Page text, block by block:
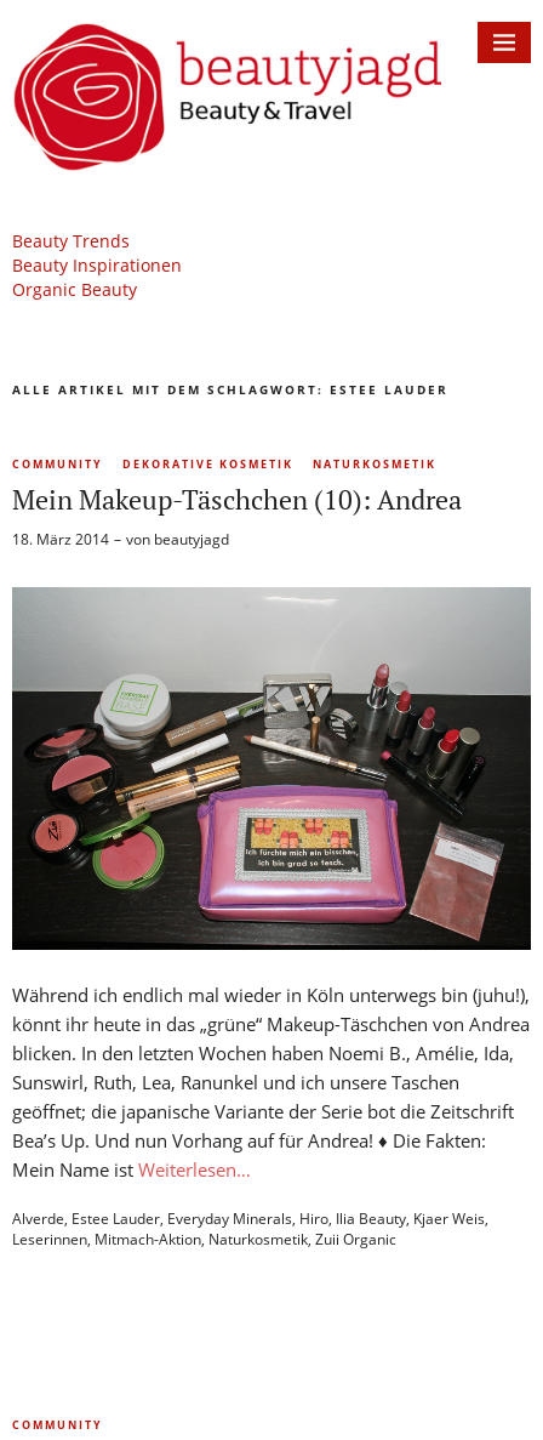
Beauty Trends
Beauty Inspirationen
Organic Beauty
ALLE ARTIKEL MIT DEM SCHLAGWORT: ESTEE LAUDER
COMMUNITY DEKORATIVE KOSMETIK NATURKOSMETIK
Mein Makeup-Täschchen (10): Andrea
18. März 2014 von beautyjagd
Während ich endlich mal wieder in Köln unterwegs bin (juhu!),
könnt ihr heute in das „grüne“ Makeup-Täschchen von Andrea
blicken. In den letzten Wochen haben Noemi B., Amélie, Ida,
Sunswirl, Ruth, Lea, Ranunkel und ich unsere Taschen
geöffnet; die japanische Variante der Serie bot die Zeitschrift
Bea’s Up. Und nun Vorhang auf für Andrea! ♦ Die Fakten:
Mein Name ist Weiterlesen…
Alverde, Estee Lauder, Everyday Minerals, Hiro, Ilia Beauty, Kjaer Weis,
Leserinnen, Mitmach-Aktion, Naturkosmetik, Zuii Organic
COMMUNITY